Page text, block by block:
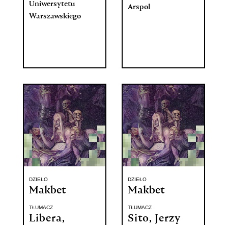
Uniwersytetu
Warszawskiego
Arspol
DZIEŁO
Makbet
TŁUMACZ
Libera,
DZIEŁO
Makbet
TŁUMACZ
Sito, Jerzy